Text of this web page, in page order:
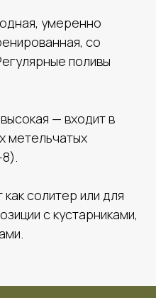
умеренно
со
поливы
высокая — входит в
метельчатых
солитер или для
с кустарниками,